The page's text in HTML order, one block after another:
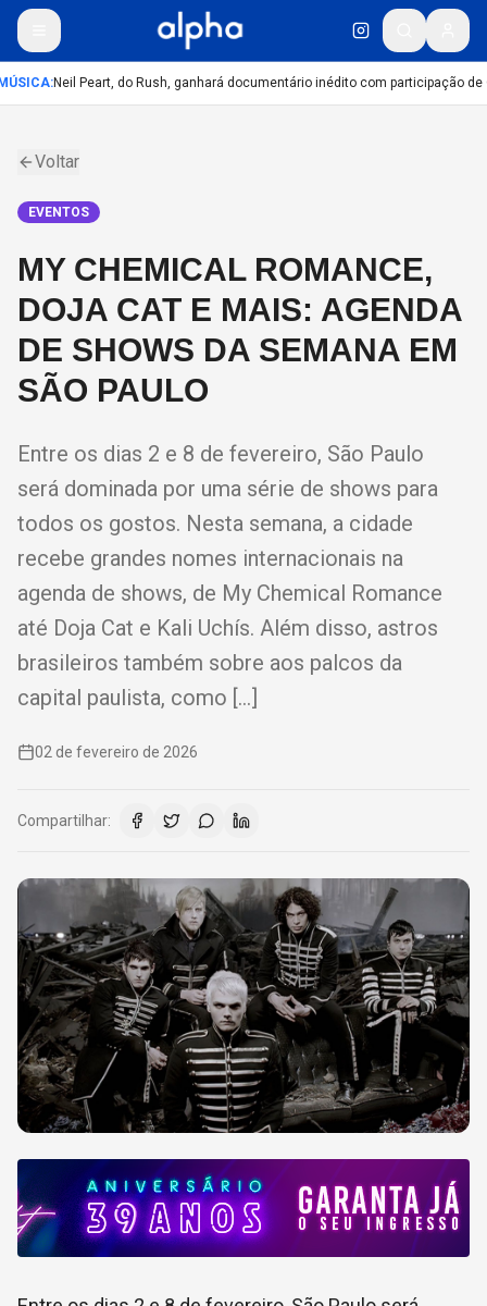
:Neil Peart, do Rush, ganhará documentário inédito com participação de
Voltar
EVENTOS
MY CHEMICAL ROMANCE,
DOJA CAT E MAIS: AGENDA
DE SHOWS DA SEMANA EM
SÃO PAULO
Entre os dias 2 e 8 de fevereiro, São Paulo
será dominada por uma série de shows para
todos os gostos. Nesta semana, a cidade
recebe grandes nomes internacionais na
agenda de shows, de My Chemical Romance
até Doja Cat e Kali Uchís. Além disso, astros
brasileiros também sobre aos palcos da
capital paulista, como […]
02 de fevereiro de 2026
Compartilhar: